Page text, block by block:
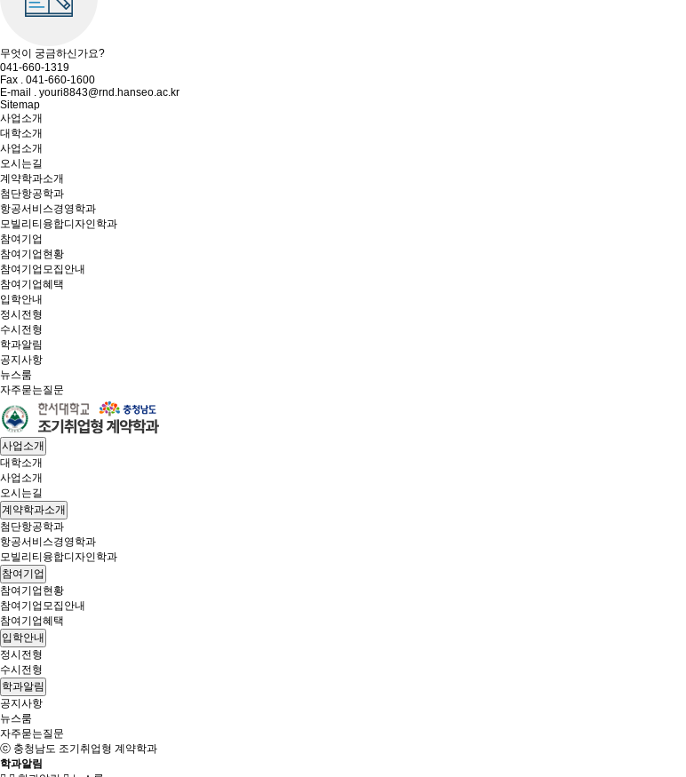
무엇이 궁금하신가요?
041-660-1319
Fax . 041-660-1600
E-mail . youri8843@rnd.hanseo.ac.kr
Sitemap
사업소개
대학소개
사업소개
오시는길
계약학과소개
첨단항공학과
항공서비스경영학과
모빌리티융합디자인학과
참여기업
참여기업현황
참여기업모집안내
참여기업혜택
입학안내
정시전형
수시전형
학과알림
공지사항
뉴스룸
자주묻는질문
사업소개
대학소개
사업소개
오시는길
계약학과소개
첨단항공학과
항공서비스경영학과
모빌리티융합디자인학과
참여기업
참여기업현황
참여기업모집안내
참여기업혜택
입학안내
정시전형
수시전형
학과알림
공지사항
뉴스룸
자주묻는질문
ⓒ 충청남도 조기취업형 계약학과
학과알림